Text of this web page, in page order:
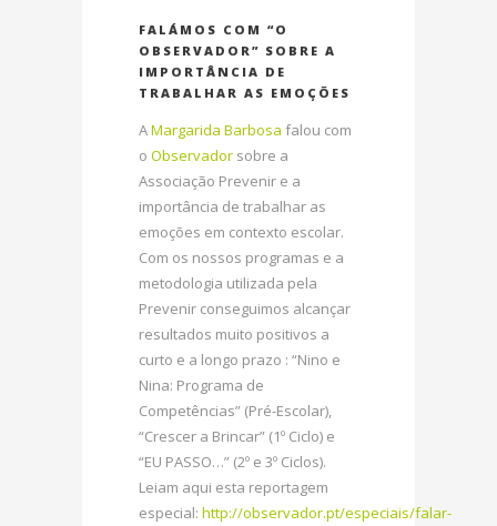
FALÁMOS COM “O
OBSERVADOR” SOBRE A
IMPORTÂNCIA DE
TRABALHAR AS EMOÇÕES
AMargarida Barbosa falou com
o Observador sobre a
Associação Prevenir e a
importância de trabalhar as
emoções em contexto escolar.
Com os nossos programas e a
metodologia utilizada pela
Prevenir conseguimos alcançar
resultados muito positivos a
curto e a longo prazo : “Nino e
Nina: Programa de
Competências” (Pré-Escolar),
“Crescer a Brincar” (1º Ciclo) e
“EU PASSO…” (2º e 3º Ciclos).
Leiam aqui esta reportagem
especial: http://observador.pt/especiais/falar-